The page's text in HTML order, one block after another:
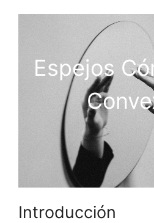
Espejos
Introducción